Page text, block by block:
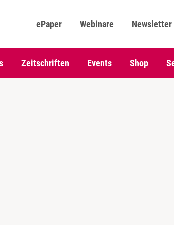
ePaper Webinare Newsletter
Zeitschriften Events Shop